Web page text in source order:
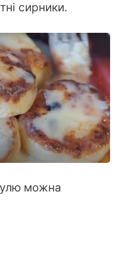
сирники.
можна